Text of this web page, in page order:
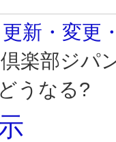
更新・変更
倶楽部ジ
うなる?